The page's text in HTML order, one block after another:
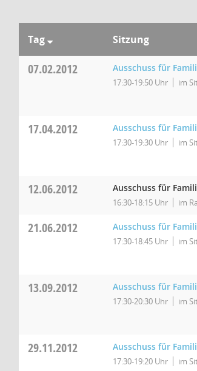
Tag Sitzung
07.02.2012 Ausschuss für
17:30-19:50 Uhr im
17.04.2012 Ausschuss für
17:30-19:30 Uhr im
12.06.2012 Ausschuss für
16:30-18:15 Uhr im
21.06.2012 Ausschuss für
17:30-18:45 Uhr im
13.09.2012 Ausschuss für
17:30-20:30 Uhr im
29.11.2012 Ausschuss für
17:30-19:20 Uhr im